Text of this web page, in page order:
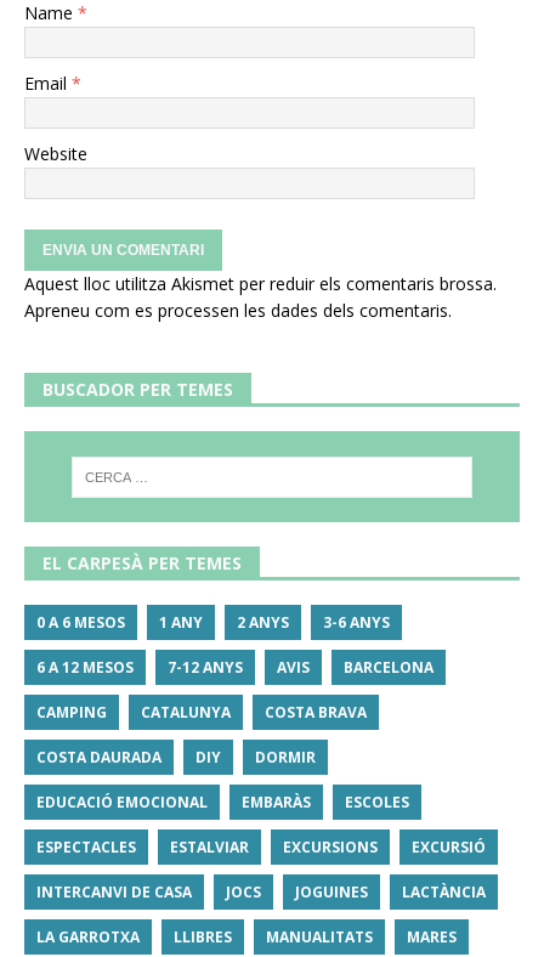
Name *
Email *
Website
Aquest lloc utilitza Akismet per reduir els comentaris brossa.
Apreneu com es processen les dades dels comentaris.
BUSCADOR PER TEMES
EL CARPESÀ PER TEMES
0 A 6 MESOS 1 ANY 2 ANYS 3-6 ANYS
6 A 12 MESOS 7-12 ANYS AVIS BARCELONA
CAMPING CATALUNYA COSTA BRAVA
COSTA DAURADA DIY DORMIR
EDUCACIÓ EMOCIONAL EMBARÀS ESCOLES
ESPECTACLES ESTALVIAR EXCURSIONS EXCURSIÓ
INTERCANVI DE CASA JOCS JOGUINES LACTÀNCIA
LA GARROTXA LLIBRES MANUALITATS MARES